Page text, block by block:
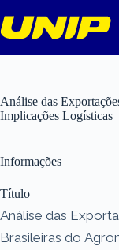
para
o
Análise das
Implicações Logísticas
Informações
Título
Análise das
Brasileiras do